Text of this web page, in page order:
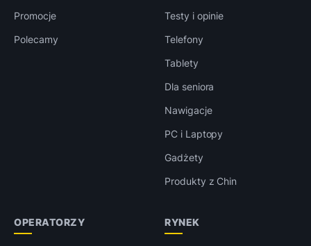
Promocje
Polecamy
Testy i opinie
Telefony
Tablety
Dla seniora
Nawigacje
PC i Laptopy
Gadżety
Produkty z Chin
OPERATORZY RYNEK